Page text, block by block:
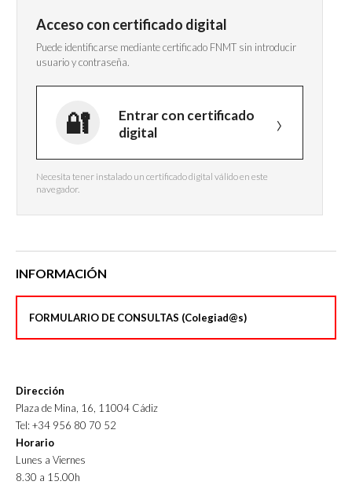
Acceso con certificado digital
Puede identificarse mediante certificado FNMT sin introducir
usuario y contraseña.
Entrar con certificado
digital
Necesita tener instalado un certificado digital válido en este
navegador.
INFORMACIÓN
FORMULARIO DE CONSULTAS (Colegiad@s)
Dirección
Plaza de Mina, 16, 11004 Cádiz
Tel: +34 956 80 70 52
Horario
Lunes a Viernes
8.30 a 15.00h